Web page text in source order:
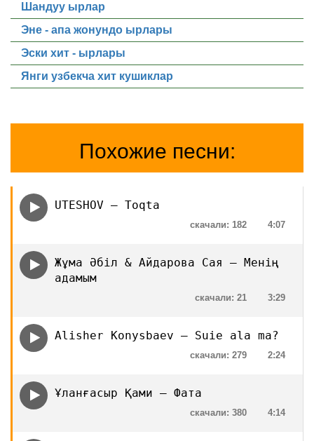
Шандуу ырлар
Эне - апа жонундо ырлары
Эски хит - ырлары
Янги узбекча хит кушиклар
Похожие песни:
UTESHOV — Toqta
4:07
скачали: 182
Жұма Әбіл & Айдарова Сая — Менің
адамым
3:29
скачали: 21
Alisher Konysbaev — Suie ala ma?
2:24
скачали: 279
Ұланғасыр Қами — Фата
4:14
скачали: 380